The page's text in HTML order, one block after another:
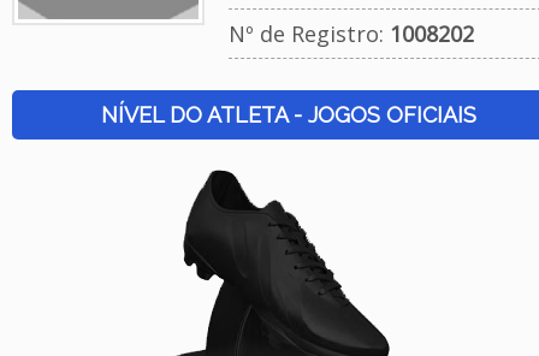
Nº de Registro: 1008202
NÍVEL DO ATLETA - JOGOS OFICIAIS